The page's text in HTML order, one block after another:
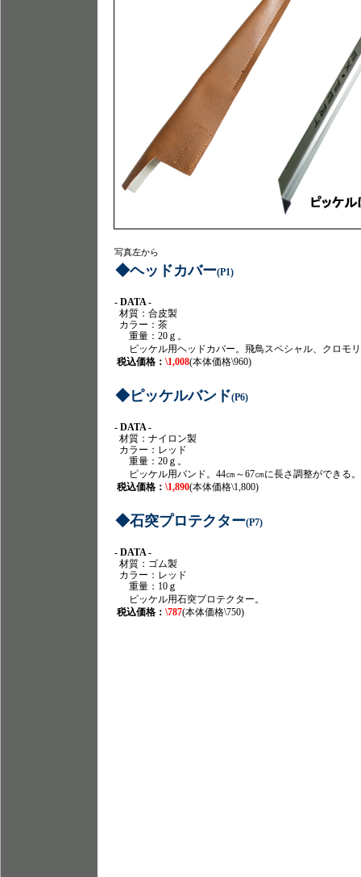
写真左から
◆ヘッドカバー(P1)
- DATA -
材質：合皮製
カラー：茶
重量：20ｇ。
ピッケル用ヘッドカバー。飛鳥スペシャル、クロモリ
税込価格： \1,008(本体価格\960)
◆ピッケルバンド(P6)
- DATA -
材質：ナイロン製
カラー：レッド
重量：20ｇ。
ピッケル用バンド。44㎝～67㎝に長さ調整ができる。
税込価格： \1,890(本体価格\1,800)
◆石突プロテクター(P7)
- DATA -
材質：ゴム製
カラー：レッド
重量：10ｇ
ピッケル用石突プロテクター。
税込価格： \787(本体価格\750)